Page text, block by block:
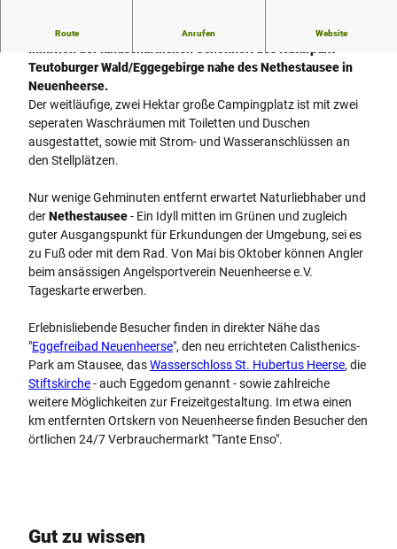
Route Anrufen Website
Der Campingplatz Nethe.Natur.Camp
in Neuenheerse liegt
Teutoburger Wald/Eggegebirge nahe des Nethestausee in
Neuenheerse.
Der weitläufige, zwei Hektar große Campingplatz ist mit zwei
seperaten Waschräumen mit Toiletten und Duschen
ausgestattet, sowie mit Strom- und Wasseranschlüssen an
den Stellplätzen.
Nur wenige Gehminuten entfernt erwartet Naturliebhaber und
derNethestausee- Ein Idyll mitten im Grünen und zugleich
guter Ausgangspunkt für Erkundungen der Umgebung, sei es
zu Fuß oder mit dem Rad. Von Mai bis Oktober können Angler
beim ansässigen Angelsportverein Neuenheerse e.V.
Tageskarte erwerben.
Erlebnisliebende Besucher finden in direkter Nähe das
"Eggefreibad Neuenheerse", den neu errichteten Calisthenics-
Park am Stausee, dasWasserschloss St. Hubertus Heerse, die
Stiftskirche- auch Eggedom genannt - sowie zahlreiche
weitere Möglichkeiten zur Freizeitgestaltung. Im etwa einen
km entfernten Ortskern von Neuenheerse finden Besucher den
örtlichen 24/7 Verbrauchermarkt "Tante Enso".
Gut zu wissen